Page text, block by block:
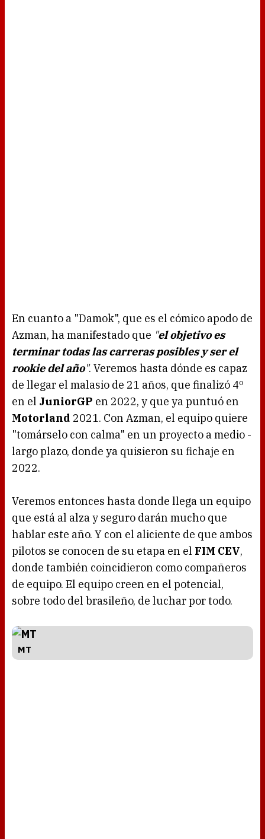
En cuanto a "Damok", que es el cómico apodo de
Azman, ha manifestado que "el objetivo es
terminar todas las carreras posibles y ser el
rookie del año". Veremos hasta dónde es capaz
de llegar el malasio de 21 años, que finalizó 4º
en el JuniorGP en 2022, y que ya puntuó en
Motorland 2021. Con Azman, el equipo quiere
"tomárselo con calma" en un proyecto a medio -
largo plazo, donde ya quisieron su fichaje en
2022.
Veremos entonces hasta donde llega un equipo
que está al alza y seguro darán mucho que
hablar este año. Y con el aliciente de que ambos
pilotos se conocen de su etapa en el FIM CEV,
donde también coincidieron como compañeros
de equipo. El equipo creen en el potencial,
sobre todo del brasileño, de luchar por todo.
MT